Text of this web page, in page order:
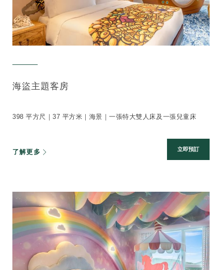
海盜主題客房
398 平方尺｜37 平方米｜海景｜一張特大雙人床及一張兒童床
了解更多 立即預訂